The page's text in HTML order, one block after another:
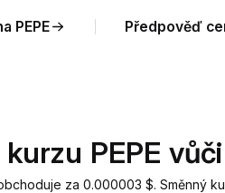
PEPE Předpověď
PEPE
za 0.000003 $. Směnný